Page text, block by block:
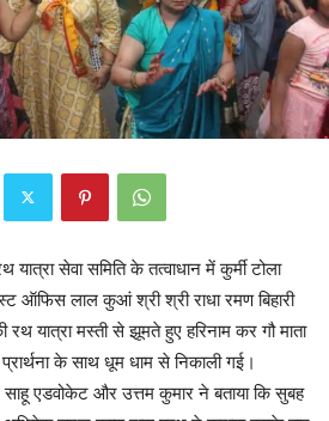
सेवा समिति के तत्वाधान में कुर्मी टोला
ऑफिस लाल कुआं श्री श्री राधा रमण बिहारी
यात्रा मस्ती से झूमते हुए हरिनाम कर गौ माता
प्रार्थना के साथ धूम धाम से निकाली गई।
एडवोकेट और उत्तम कुमार ने बताया कि सुबह